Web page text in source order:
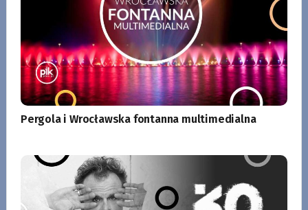
Pergola i Wrocławska fontanna multimedialna